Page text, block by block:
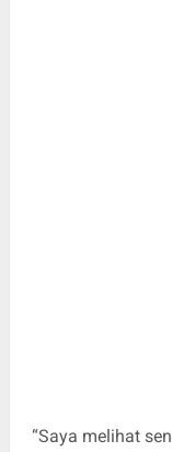
“Saya melihat